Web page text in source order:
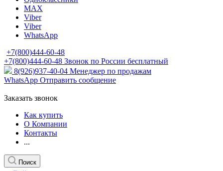
MAX
Viber
Viber
WhatsApp
+7(800)444-60-48
+7(800)444-60-48 Звонок по России бесплатный
8(926)937-40-04 Менеджер по продажам
WhatsApp Отправить сообщение
Заказать звонок
Как купить
О Компании
Контакты
...
Поиск